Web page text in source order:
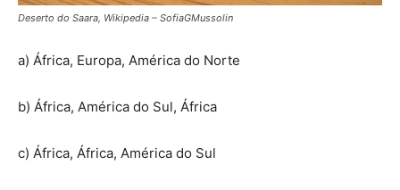
Deserto do Saara, Wikipedia – SofiaGMussolin
a) África, Europa, América do Norte
b) África, América do Sul, África
c) África, África, América do Sul